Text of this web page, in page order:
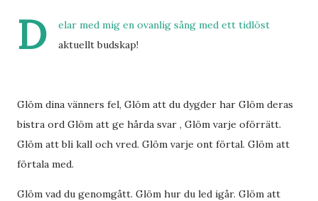
D
elar med mig en ovanlig sång med ett tidlöst
aktuellt budskap!
Glöm dina vänners fel, Glöm att du dygder har Glöm deras
bistra ord Glöm att ge hårda svar , Glöm varje oförrätt.
Glöm att bli kall och vred. Glöm varje ont förtal. Glöm att
förtala med.
Glöm vad du genomgått. Glöm hur du led igår. Glöm att